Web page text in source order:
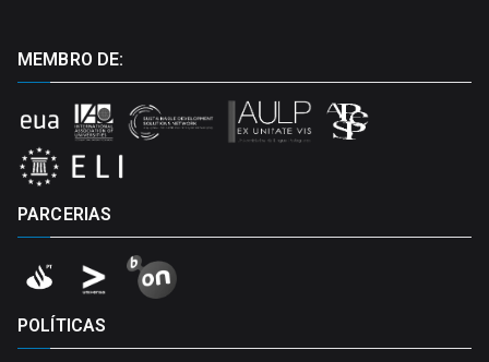
MEMBRO DE:
PARCERIAS
POLÍTICAS